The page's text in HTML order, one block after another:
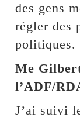
des gens
régler des
politiques.
Me
l’ADF/
J’ai suivi